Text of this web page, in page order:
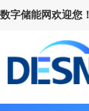
数字储能网欢迎您！